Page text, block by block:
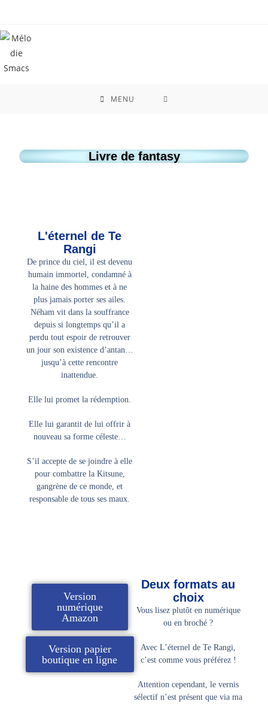
MENU
Livre de fantasy
L'éternel de Te
Rangi
De prince du ciel, il est devenu
humain immortel, condamné à
la haine des hommes et à ne
plus jamais porter ses ailes.
Néham vit dans la souffrance
depuis si longtemps qu’il a
perdu tout espoir de retrouver
un jour son existence d’antan…
jusqu’à cette rencontre
inattendue.
​Elle lui promet la rédemption.
​Elle lui garantit de lui offrir à
nouveau sa forme céleste…
​S’il accepte de se joindre à elle
pour combattre la Kitsune,
gangrène de ce monde, et
responsable de tous ses maux.
Deux formats au
choix
Vous lisez plutôt en numérique
ou en broché ?
AvecL’éternel de Te Rangi
c’est comme vous préférez !
Attention cependant, le vernis
sélectif n’est présent que via ma
Version
numérique
Amazon
Version papier
boutique en ligne